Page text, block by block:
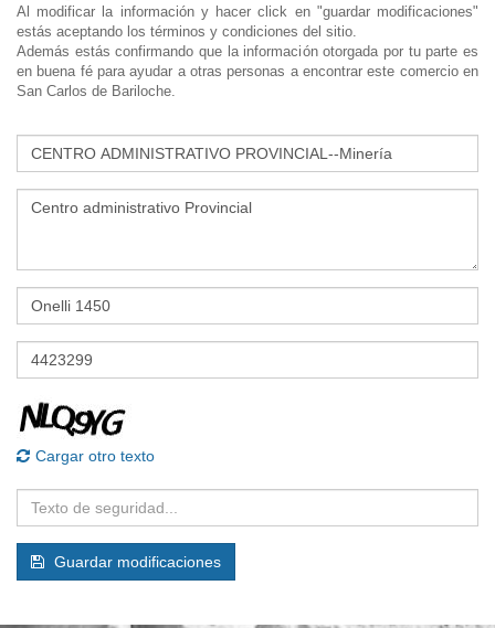
Al modificar la información y hacer click en "guardar modificaciones"
estás aceptando los términos y condiciones del sitio.
Además estás confirmando que la información otorgada por tu parte es
en buena fé para ayudar a otras personas a encontrar este comercio en
San Carlos de Bariloche.
Cargar otro texto
Guardar modificaciones